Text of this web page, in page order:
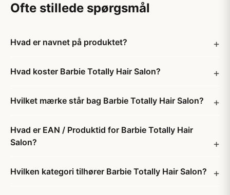
Ofte stillede spørgsmål
Hvad er navnet på produktet?
Hvad koster Barbie Totally Hair Salon?
Hvilket mærke står bag Barbie Totally Hair Salon?
Hvad er EAN / Produktid for Barbie Totally Hair
Salon?
Hvilken kategori tilhører Barbie Totally Hair Salon?